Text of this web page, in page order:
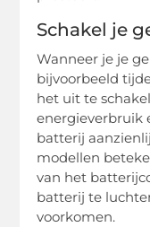
Schakel je
Wanneer je je
bijvoorbeeld
het uit te
energieverbruik
batterij
modellen
van het
batterij te
voorkomen.